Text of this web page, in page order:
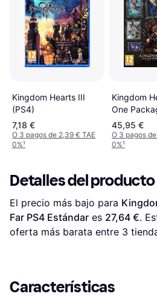
Kingdom Hearts III
(PS4)
7,18 €
O 3 pagos de 2,39 € TAE
0%¹
Kingdom
One
PlayStation
45,95 €
O 3 pagos
0%¹
Detalles del producto
El precio más bajo para
Far PS4 Estándar es 27,64 €.
oferta más barata entre 3
Características